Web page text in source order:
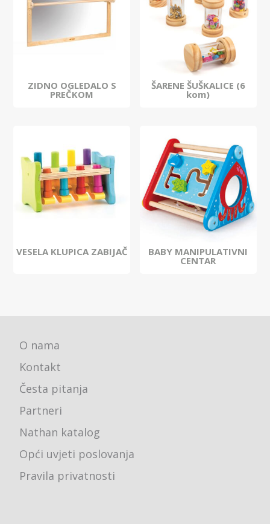
ZIDNO OGLEDALO S
PREČKOM
ŠARENE ŠUŠKALICE (6
kom)
VESELA KLUPICA ZABIJAČ BABY MANIPULATIVNI
CENTAR
O nama
Kontakt
Česta pitanja
Partneri
Nathan katalog
Opći uvjeti poslovanja
Pravila privatnosti